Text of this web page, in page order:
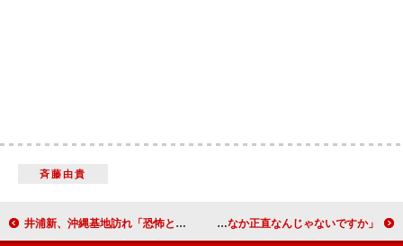
斉藤由貴
井浦新、沖縄基地訪れ「恐怖と怒り」 米軍と闘った外交官を熱演 デヴィ夫人、不倫報道の斉藤由貴にコメント 「あの方はなかなか正直なんじゃないですか」